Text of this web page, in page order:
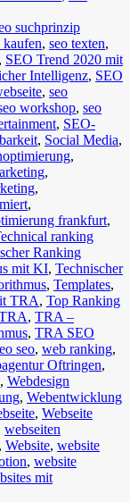
suchprinzip
kaufen, seo texten,
, SEO Trend 2020 mit
Intelligenz, SEO
, seo
workshop, seo
, SEO-
, Social Media,
,
,
,
,
frankfurt,
ranking
Ranking
mit KI, Technischer
, Templates,
TRA, Top Ranking
, TRA –
, TRA SEO
seo, web ranking,
Oftringen,
, Webdesign
, Webentwicklung
, Webseite
webseiten
, Website, website
, website
mit